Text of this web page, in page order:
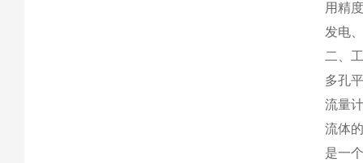
用精
发电
二、
多孔
流量
流体
是一